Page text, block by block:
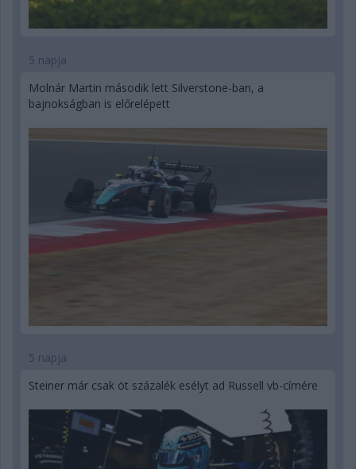
5 napja
Molnár Martin második lett Silverstone-ban, a
bajnokságban is előrelépett
5 napja
Steiner már csak öt százalék esélyt ad Russell vb-címére